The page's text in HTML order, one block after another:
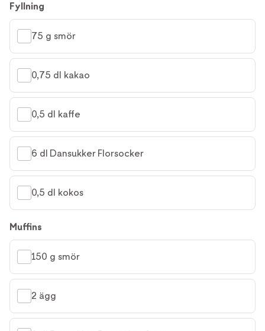
Fyllning
75 g smör
0,75 dl kakao
0,5 dl kaffe
6 dl Dansukker Florsocker
0,5 dl kokos
Muffins
150 g smör
2 ägg